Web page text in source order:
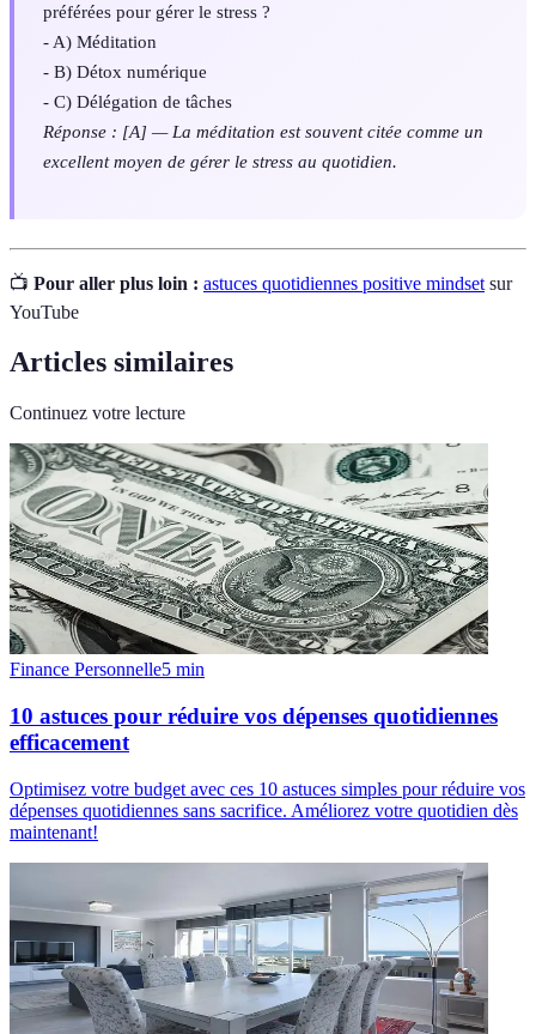
préférées pour gérer le stress ?
- A) Méditation
- B) Détox numérique
- C) Délégation de tâches
Réponse : [A] — La méditation est souvent citée comme un
excellent moyen de gérer le stress au quotidien.
📺 Pour aller plus loin : astuces quotidiennes positive mindset sur
YouTube
Articles similaires
Continuez votre lecture
Finance Personnelle5 min
10 astuces pour réduire vos dépenses quotidiennes
efficacement
Optimisez votre budget avec ces 10 astuces simples pour réduire vos
dépenses quotidiennes sans sacrifice. Améliorez votre quotidien dès
maintenant!